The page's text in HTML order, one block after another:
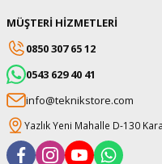
MÜŞTERİ HİZMETLERİ
0850 307 65 12
0543 629 40 41
info@teknikstore.com
Yazlık Yeni Mahalle D-130